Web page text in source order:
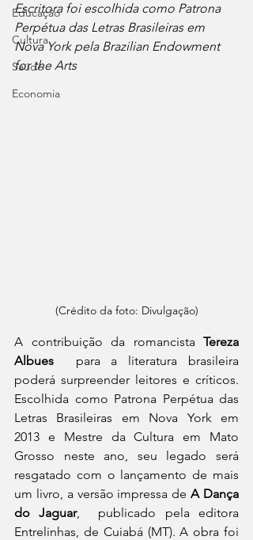
Educação
Cultura
Saúde
Economia
Escritora foi escolhida como Patrona
Perpétua das Letras Brasileiras em
Nova York pela Brazilian Endowment
for the Arts
(Crédito da foto: Divulgação)
A contribuição da romancista Tereza
Albues
  para a literatura brasileira
poderá surpreender leitores e críticos.
Escolhida como Patrona Perpétua das
Letras Brasileiras em Nova York em
2013 e Mestre da Cultura em Mato
Grosso neste ano, seu legado será
resgatado com o lançamento de mais
um livro, a versão impressa de A Dança
do Jaguar,  publicado pela editora
Entrelinhas, de Cuiabá (MT). A obra foi